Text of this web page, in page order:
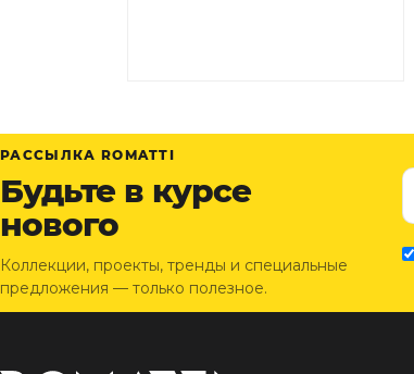
РАССЫЛКА ROMATTI
Будьте в курсе
нового
Коллекции, проекты, тренды и специальные
предложения — только полезное.